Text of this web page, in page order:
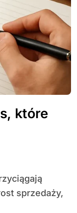
które
sprzedaży,